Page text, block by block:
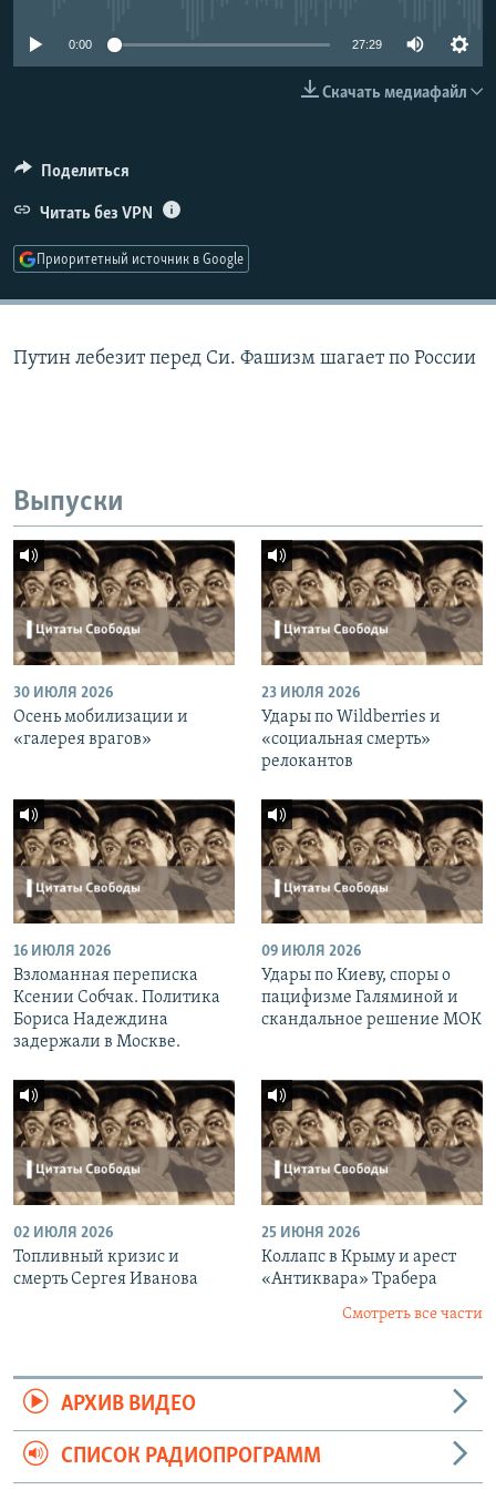
Все сайты РСЕ/РС
0:00 27:29
Скачать медиафайл
Поделиться
Читать без VPN
Приоритетный источник в Google
Путин лебезит перед Си. Фашизм шагает по России
Выпуски
30 ИЮЛЯ 2026
Осень мобилизации и
«галерея врагов»
23 ИЮЛЯ 2026
Удары по Wildberries и
«социальная смерть»
релокантов
16 ИЮЛЯ 2026
Взломанная переписка
Ксении Собчак. Политика
Бориса Надеждина
задержали в Москве.
09 ИЮЛЯ 2026
Удары по Киеву, споры о
пацифизме Галяминой и
скандальное решение МОК
02 ИЮЛЯ 2026
Топливный кризис и
смерть Сергея Иванова
25 ИЮНЯ 2026
Коллапс в Крыму и арест
«Антиквара» Трабера
Смотреть все части
АРХИВ ВИДЕО
СПИСОК РАДИОПРОГРАММ